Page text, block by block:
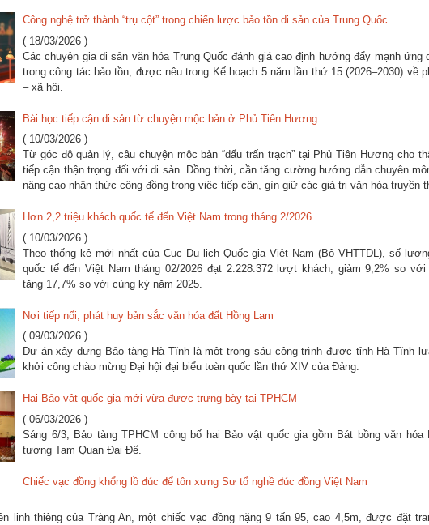
Công nghệ trở thành “trụ cột” trong chiến lược bảo tồn di sản của Trung Quốc
( 18/03/2026 )
Các chuyên gia di sản văn hóa Trung Quốc đánh giá cao định hướng đẩy mạnh ứng
trong công tác bảo tồn, được nêu trong Kế hoạch 5 năm lần thứ 15 (2026–2030) về
– xã hội.
Bài học tiếp cận di sản từ chuyện mộc bản ở Phủ Tiên Hương
( 10/03/2026 )
Từ góc độ quản lý, câu chuyện mộc bản “dấu trấn trạch” tại Phủ Tiên Hương cho
tiếp cận thận trọng đối với di sản. Đồng thời, cần tăng cường hướng dẫn chuyên
nâng cao nhận thức cộng đồng trong việc tiếp cận, gìn giữ các giá trị văn hóa truyền
Hơn 2,2 triệu khách quốc tế đến Việt Nam trong tháng 2/2026
( 10/03/2026 )
Theo thống kê mới nhất của Cục Du lịch Quốc gia Việt Nam (Bộ VHTTDL), số
quốc tế đến Việt Nam tháng 02/2026 đạt 2.228.372 lượt khách, giảm 9,2% so với
tăng 17,7% so với cùng kỳ năm 2025.
Nơi tiếp nối, phát huy bản sắc văn hóa đất Hồng Lam
( 09/03/2026 )
Dự án xây dựng Bảo tàng Hà Tĩnh là một trong sáu công trình được tỉnh Hà Tĩnh
khởi công chào mừng Đại hội đại biểu toàn quốc lần thứ XIV của Đảng.
Hai Bảo vật quốc gia mới vừa được trưng bày tại TPHCM
( 06/03/2026 )
Sáng 6/3, Bảo tàng TPHCM công bố hai Bảo vật quốc gia gồm Bát bồng văn hóa
tượng Tam Quan Đại Đế.
Chiếc vạc đồng khổng lồ đúc để tôn xưng Sư tổ nghề đúc đồng Việt Nam
linh thiêng của Tràng An, một chiếc vạc đồng nặng 9 tấn 95, cao 4,5m, được đặt